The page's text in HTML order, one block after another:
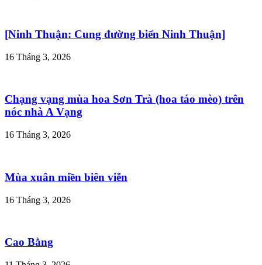
[Ninh Thuận: Cung đường biển Ninh Thuận]
16 Tháng 3, 2026
Chạng vạng mùa hoa Sơn Trà (hoa táo mèo) trên
nóc nhà A Vạng
16 Tháng 3, 2026
Mùa xuân miền biên viễn
16 Tháng 3, 2026
Cao Bằng